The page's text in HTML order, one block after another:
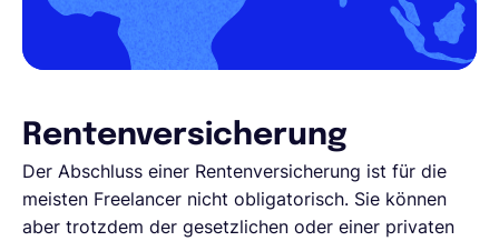
Rentenversicherung
Der Abschluss einer Rentenversicherung ist für die
meisten Freelancer nicht obligatorisch. Sie können
aber trotzdem der gesetzlichen oder einer privaten